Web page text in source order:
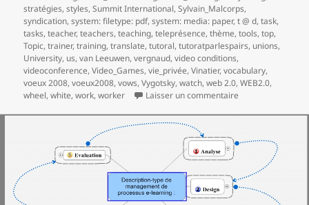
stratégies,styles,Summit International,Sylvain_Malcorps,
syndication,system: filetype: pdf,system: media: paper,t @ d,task,
tasks,teacher,teachers,teaching,teleprésence,thème,tools,top,
Topic,trainer,training,translate,tutoral,tutoratparlespairs, unions,
University, us,van Leeuwen,vergnaud,video conditions,
videoconference,Video_Games,vie_privée,Vinatier,vocabulary,
voeux 2008,voeux2008,vows,Vygotsky,watch,web 2.0,WEB2.0,
wheel,white,work,worker Laisser un commentaire